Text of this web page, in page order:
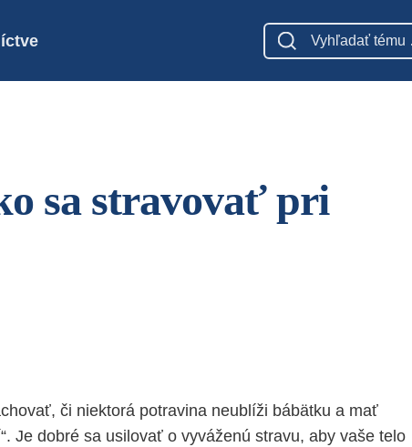
sa stravovať pri
či niektorá potravina neublíži bábätku a mať
Je dobré sa usilovať o vyváženú stravu, aby vaše telo